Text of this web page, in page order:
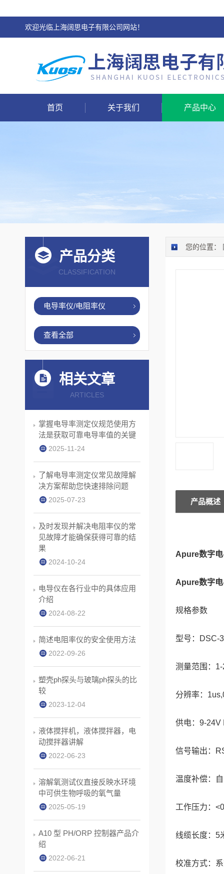
欢迎光临上海阔思电子有限公司网站！
首页 关于我们 产品中心
您的位置：
产品概述
Apure数字
Apure数字
规格参数
型号：DSC-
测量范围：
分辨率：
供电：9-24V
信号输出：
温度补偿：
工作压力：
线缆长度：5
校准方式：
产品分类
CLASSIFICATION
电导率仪/电阻率仪
查看全部
相关文章
ARTICLES
掌握电导率测定仪规范使用方
法是获取可靠电导率值的关键
2025-11-24
了解电导率测定仪常见故障解
决方案帮助您快速排除问题
2025-07-23
及时发现并解决电阻率仪的常
见故障才能确保获得可靠的结
果
2024-10-24
电导仪在各行业中的具体应用
介绍
2024-08-22
简述电阻率仪的安全使用方法
2022-09-26
塑壳ph探头与玻璃ph探头的比
较
2023-12-04
液体搅拌机，液体搅拌器，电
动搅拌器讲解
2022-06-23
溶解氧测试仪直接反映水环境
中可供生物呼吸的氧气量
2025-05-19
A10 型 PH/ORP 控制器产品介
绍
2022-06-21